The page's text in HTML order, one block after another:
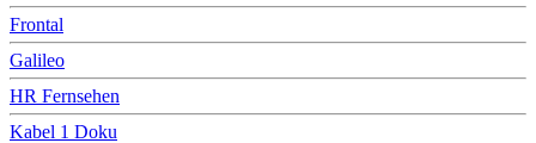
Frontal
Galileo
HR Fernsehen
Kabel 1 Doku